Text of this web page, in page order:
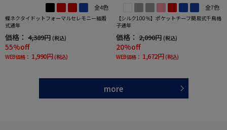
全4色
蝶ネクタイドットフォーマルセレモニー結婚
式通年
価格： 4,389円 (税込)
55%off
WEB価格： 1,990円 (税込)
全7色
【シルク100％】ポケットチーフ簡易式千鳥格
子通年
価格： 2,090円 (税込)
20%off
WEB価格： 1,672円 (税込)
more